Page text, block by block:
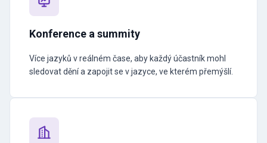
Konference a summity
Více jazyků v reálném čase, aby každý účastník mohl
sledovat dění a zapojit se v jazyce, ve kterém přemýšlí.